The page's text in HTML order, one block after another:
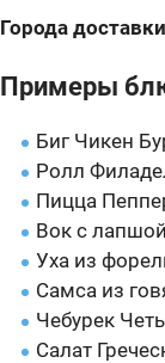
Города
Примеры
Биг Чикен
Ролл
Пицца
Вок с
Уха из
Самса из
Чебурек
Салат